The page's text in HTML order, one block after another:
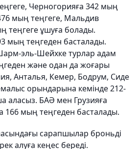
Черногорияға 342 мың
мың теңгеге, Мальдив
теңгеге ұшуға болады.
мың теңгеден басталады.
эль-Шейхке турлар адам
және одан да жоғары
Анталья, Кемер, Бодрум, Сиде
орындарына кемінде 212-
аласыз. БАӘ мен Грузияға
166 мың теңгеден басталады.
сарапшылар броньді
алуға кеңес береді.